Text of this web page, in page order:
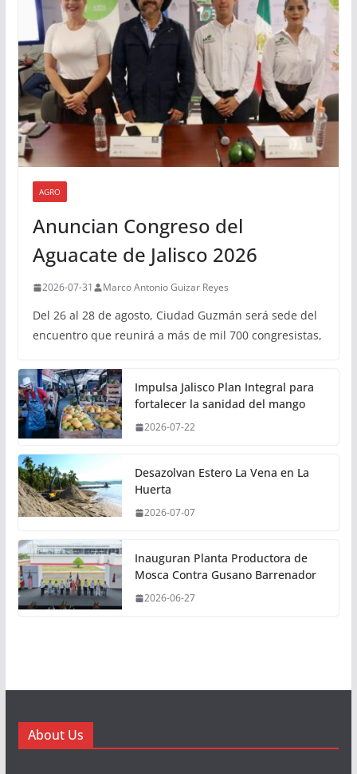
AGRO
Anuncian Congreso del
Aguacate de Jalisco 2026
2026-07-31 Marco Antonio Guizar Reyes
Del 26 al 28 de agosto, Ciudad Guzmán será sede del
encuentro que reunirá a más de mil 700 congresistas,
Impulsa Jalisco Plan Integral para
fortalecer la sanidad del mango
2026-07-22
Desazolvan Estero La Vena en La
Huerta
2026-07-07
Inauguran Planta Productora de
Mosca Contra Gusano Barrenador
2026-06-27
About Us